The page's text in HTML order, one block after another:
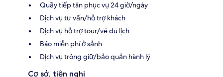
Quầy tiếp tân phục vụ 24 giờ/ngày
Dịch vụ tư vấn/hỗ trợ khách
Dịch vụ hỗ trợ tour/vé du lịch
Báo miễn phí ở sảnh
Dịch vụ trông giữ/bảo quản hành lý
Cơ sở, tiện nghi